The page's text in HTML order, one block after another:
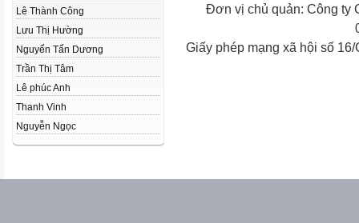
Lê Thành Công
Lưu Thị Hường
Nguyển Tấn Dương
Trần Thị Tâm
Lê phúc Anh
Thanh Vinh
Nguyễn Ngọc
Đơn vị chủ quản: Công ty
Giấy phép mạng xã hội số